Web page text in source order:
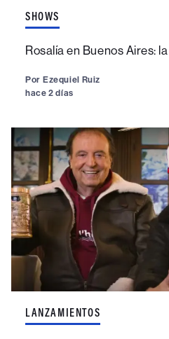
SHOWS
Rosalía en Buenos Aires:
Por Ezequiel Ruiz
hace 2 días
LANZAMIENTOS